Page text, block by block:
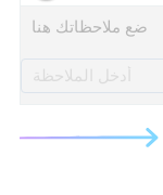
ضع ملاحظاتك هنا